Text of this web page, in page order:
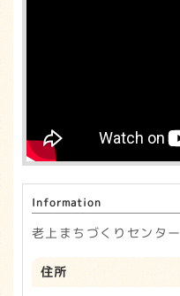
Information
老上まちづくりセンター
住所